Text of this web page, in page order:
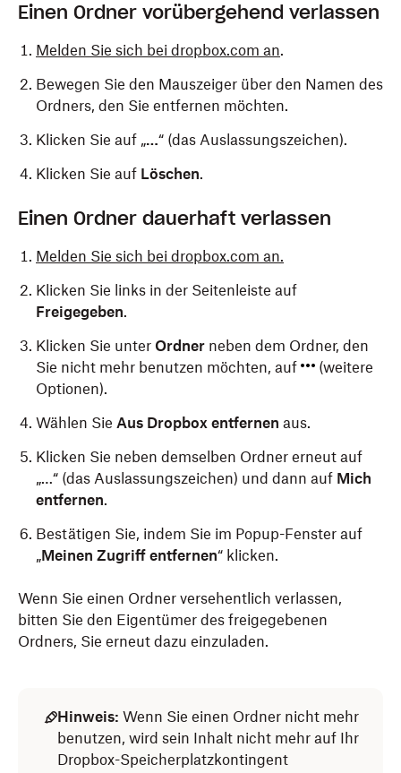
Einen Ordner vorübergehend verlassen
Melden Sie sich bei dropbox.com an.
Bewegen Sie den Mauszeiger über den Namen des
Ordners, den Sie entfernen möchten.
Klicken Sie auf „…“ (das Auslassungszeichen).
Klicken Sie auf Löschen.
Einen Ordner dauerhaft verlassen
Melden Sie sich bei dropbox.com an.
Klicken Sie links in der Seitenleiste auf
Freigegeben.
Klicken Sie unter Ordner neben dem Ordner, den
Sie nicht mehr benutzen möchten, auf
(weitere
Optionen).
Wählen Sie Aus Dropbox entfernen aus.
Klicken Sie neben demselben Ordner erneut auf
„…“ (das Auslassungszeichen) und dann auf Mich
entfernen.
Bestätigen Sie, indem Sie im Popup-Fenster auf
„Meinen Zugriff entfernen“ klicken.
Wenn Sie einen Ordner versehentlich verlassen,
bitten Sie den Eigentümer des freigegebenen
Ordners, Sie erneut dazu einzuladen.
Hinweis: Wenn Sie einen Ordner nicht mehr
benutzen, wird sein Inhalt nicht mehr auf Ihr
Dropbox-Speicherplatzkontingent